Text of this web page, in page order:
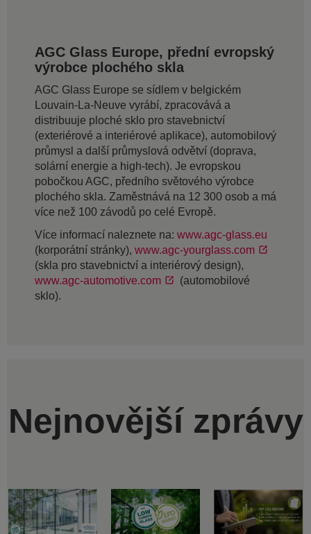
AGC Glass Europe, přední evropský
výrobce plochého skla
AGC Glass Europe se sídlem v belgickém
Louvain-La-Neuve vyrábí, zpracovává a
distribuuje ploché sklo pro stavebnictví
(exteriérové a interiérové aplikace), automobilový
průmysl a další průmyslová odvětví (doprava,
solární energie a high-tech). Je evropskou
pobočkou AGC, předního světového výrobce
plochého skla. Zaměstnává na 12 300 osob a má
více než 100 závodů po celé Evropě.
Více informací naleznete na: www.agc-glass.eu
(korporátní stránky), www.agc-yourglass.com
(skla pro stavebnictví a interiérový design),
www.agc-automotive.com
(automobilové
sklo).
Nejnovější zprávy